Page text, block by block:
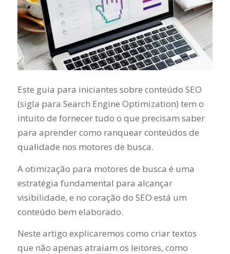
Este guia para iniciantes sobre conteúdo SEO
(sigla para Search Engine Optimization) tem o
intuito de fornecer tudo o que precisam saber
para aprender como ranquear conteúdos de
qualidade nos motores de busca.
A otimização para motores de busca é uma
estratégia fundamental para alcançar
visibilidade, e no coração do SEO está um
conteúdo bem elaborado.
Neste artigo explicaremos como criar textos
que não apenas atraiam os leitores, como